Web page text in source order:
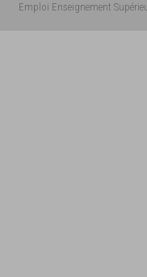
Emploi Enseignement